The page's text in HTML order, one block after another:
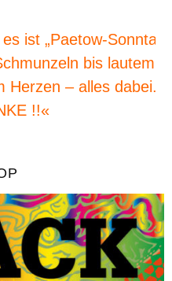
ist „Paetow-Sonntag“
bis lautem
Herzen – alles dabei.
!!«